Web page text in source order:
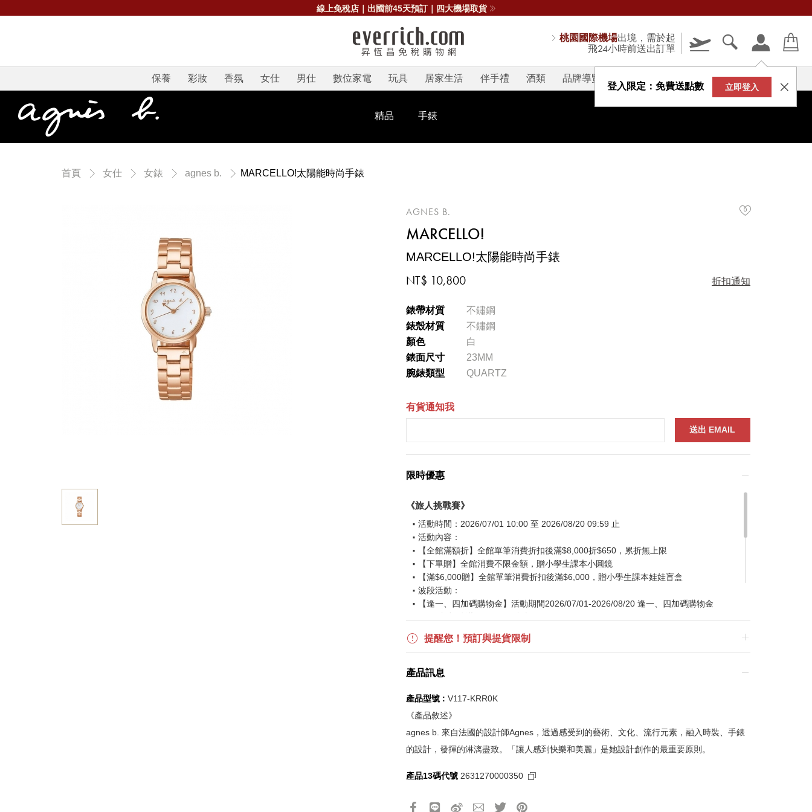
線上免稅店｜出國前45天預訂｜四大機場取貨
桃園國際機場出境，需於起
飛24小時前送出訂單
登入限定：免費送點數 立即登入
保養 彩妝 香氛 女仕 男仕 數位家電 玩具 居家生活 伴手禮 酒類 品牌導覽 V-STORY
精品 手錶
首頁 女仕 女錶 agnes b. MARCELLO!太陽能時尚手錶
AGNES B.
MARCELLO!
MARCELLO!太陽能時尚手錶
NT$ 10,800 折扣通知
錶帶材質
不鏽鋼
錶殼材質
不鏽鋼
顏色
白
錶面尺寸
23MM
腕錶類型
QUARTZ
有貨通知我
限時優惠
《旅人挑戰賽》
活動時間：2026/07/01 10:00 至 2026/08/20 09:59 止
活動內容：
【全館滿額折】全館單筆消費折扣後滿$8,000折$650，累折無上限
【下單贈】全館消費不限金額，贈小學生課本小圓鏡
【滿$6,000贈】全館單筆消費折扣後滿$6,000，贈小學生課本娃娃盲盒
波段活動：
【逢一、四加碼購物金】活動期間2026/07/01-2026/08/20 逢一、四加碼購物金
活動詳情請參見
實際折扣金額以系統顯示為準
《網站活動限制說明》
所有活動皆以系統自動計算是否達到滿額優惠門檻，以系統計算為準
提醒您！預訂與提貨限制
產品訊息
產品型號 : V117-KRR0K
《產品敘述》
agnes b. 來自法國的設計師Agnes，透過感受到的藝術、文化、流行元素，融入時裝、手錶
的設計，發揮的淋漓盡致。「讓人感到快樂和美麗」是她設計創作的最重要原則。
產品13碼代號 2631270000350